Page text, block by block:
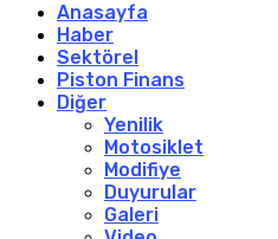
Anasayfa
Haber
Sektörel
Piston Finans
Diğer
Yenilik
Motosiklet
Modifiye
Duyurular
Galeri